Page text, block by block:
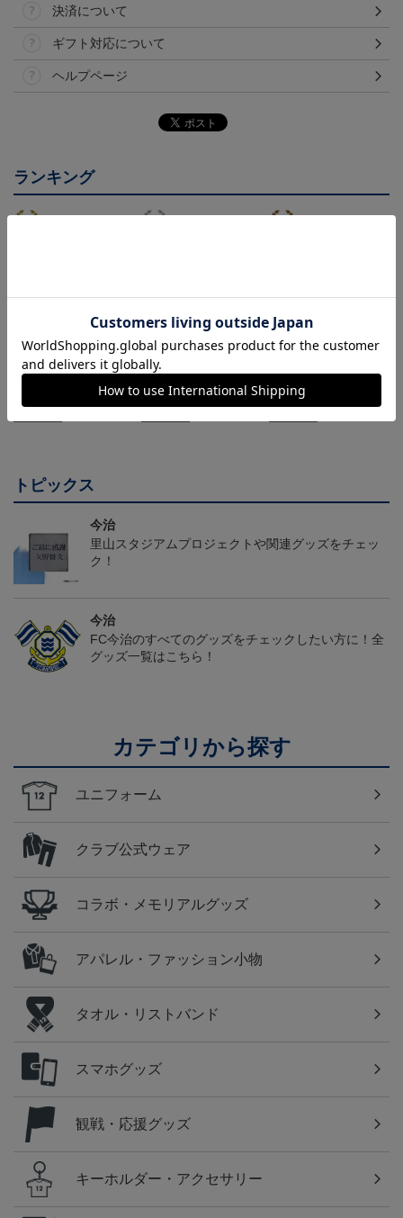
決済について
ギフト対応について
ヘルプページ
ランキング
26/27 レプリカユニフォ
17,600円～21,901円
26/27 オーセンティック
ユニフォーム(FP1st)
26,100円～30,400円
コンフィットシャツ（20
26SP）
5,500円
トピックス
今治
里山スタジアムプロジェクトや関連グッズをチェッ
ク！
今治
FC今治のすべてのグッズをチェックしたい方に！全
グッズ一覧はこちら！
カテゴリから探す
ユニフォーム
クラブ公式ウェア
コラボ・メモリアルグッズ
アパレル・ファッション小物
タオル・リストバンド
スマホグッズ
観戦・応援グッズ
キーホルダー・アクセサリー